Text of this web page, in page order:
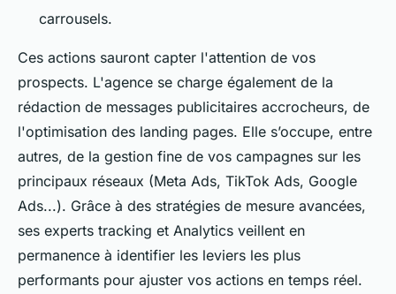
carrousels.
Ces actions sauront capter l'attention de vos
prospects. L'agence se charge également de la
rédaction de messages publicitaires accrocheurs, de
l'optimisation des landing pages. Elle s’occupe, entre
autres, de la gestion fine de vos campagnes sur les
principaux réseaux (Meta Ads, TikTok Ads, Google
Ads...). Grâce à des stratégies de mesure avancées,
ses experts tracking et Analytics veillent en
permanence à identifier les leviers les plus
performants pour ajuster vos actions en temps réel.